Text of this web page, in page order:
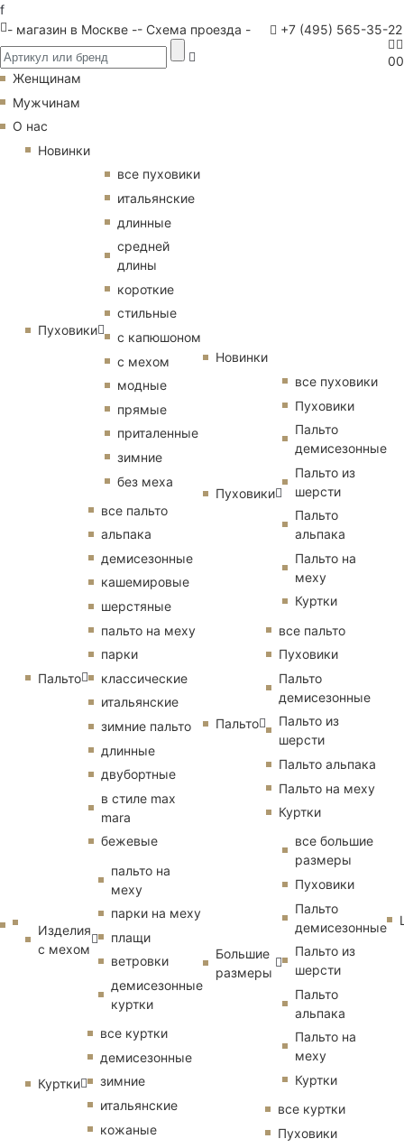
f
- магазин в Москве -- Схема проезда - +7 (495) 565-35-22
00
Женщинам
Мужчинам
О нас
Новинки
Пуховики
все пуховики
итальянские
длинные
средней
длины
короткие
стильные
с капюшоном
с мехом
модные
прямые
приталенные
зимние
без меха
Пальто
все пальто
альпака
демисезонные
кашемировые
шерстяные
пальто на меху
парки
классические
итальянские
зимние пальто
длинные
двубортные
в стиле max
mara
бежевые
Изделия
с мехом
пальто на
меху
парки на меху
плащи
ветровки
демисезонные
куртки
Куртки
все куртки
демисезонные
зимние
итальянские
кожаные
Новинки
Пуховики
все пуховики
Пуховики
Пальто
демисезонные
Пальто из
шерсти
Пальто
альпака
Пальто на
меху
Куртки
Пальто
все пальто
Пуховики
Пальто
демисезонные
Пальто из
шерсти
Пальто альпака
Пальто на меху
Куртки
Большие
размеры
все большие
размеры
Пуховики
Пальто
демисезонные
Пальто из
шерсти
Пальто
альпака
Пальто на
меху
Куртки
все куртки
Пуховики